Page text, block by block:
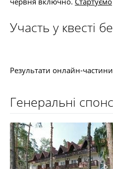
Участь у квесті
Результати онлайн-частини
Генеральні